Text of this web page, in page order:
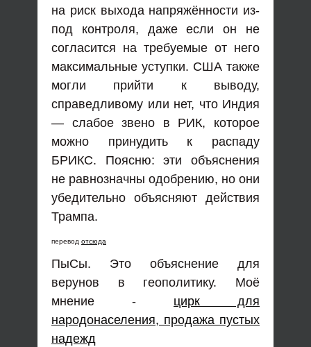
на риск выхода напряжённости из-
под контроля, даже если он не
согласится на требуемые от него
максимальные уступки. США также
могли прийти к выводу,
справедливому или нет, что Индия
— слабое звено в РИК, которое
можно принудить к распаду
БРИКС. Поясню: эти объяснения
не равнозначны одобрению, но они
убедительно объясняют действия
Трампа.
перевод отсюда
ПыСы. Это объяснение для
верунов в геополитику. Моё
мнение - цирк для
народонаселения, продажа пустых
надежд